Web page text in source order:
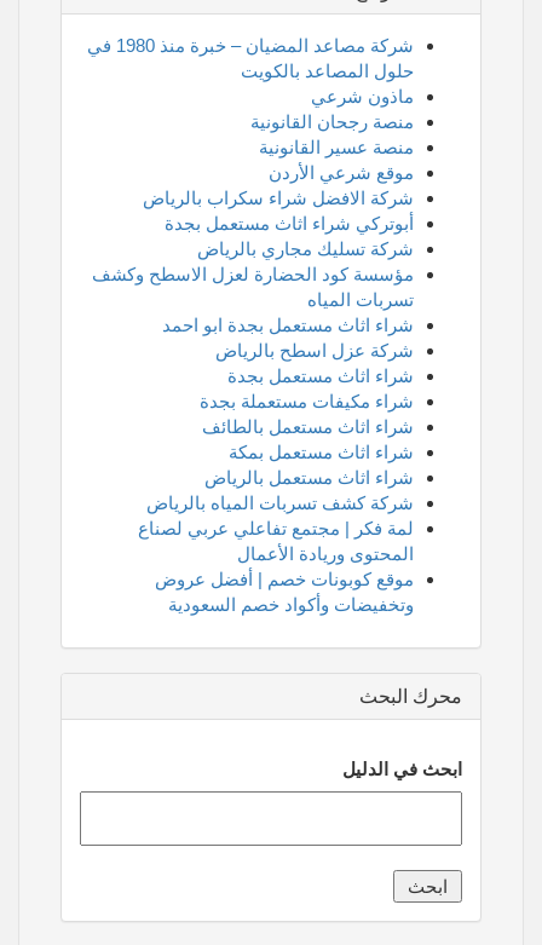
شركة مصاعد المضيان – خبرة منذ 1980 في
حلول المصاعد بالكويت
ماذون شرعي
منصة رجحان القانونية
منصة عسير القانونية
موقع شرعي الأردن
شركة الافضل شراء سكراب بالرياض
أبوتركي شراء اثاث مستعمل بجدة
شركة تسليك مجاري بالرياض
مؤسسة كود الحضارة لعزل الاسطح وكشف
تسربات المياه
شراء اثاث مستعمل بجدة ابو احمد
شركة عزل اسطح بالرياض
شراء اثاث مستعمل بجدة
شراء مكيفات مستعملة بجدة
شراء اثاث مستعمل بالطائف
شراء اثاث مستعمل بمكة
شراء اثاث مستعمل بالرياض
شركة كشف تسربات المياه بالرياض
لمة فكر | مجتمع تفاعلي عربي لصناع
المحتوى وريادة الأعمال
موقع كوبونات خصم | أفضل عروض
وتخفيضات وأكواد خصم السعودية
محرك البحث
ابحث في الدليل